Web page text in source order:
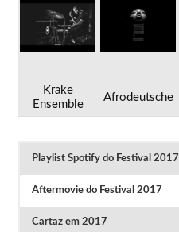
Krake
Ensemble
Afrodeutsche
Playlist Spotify do Festival 2017
Aftermovie do Festival 2017
Cartaz em 2017